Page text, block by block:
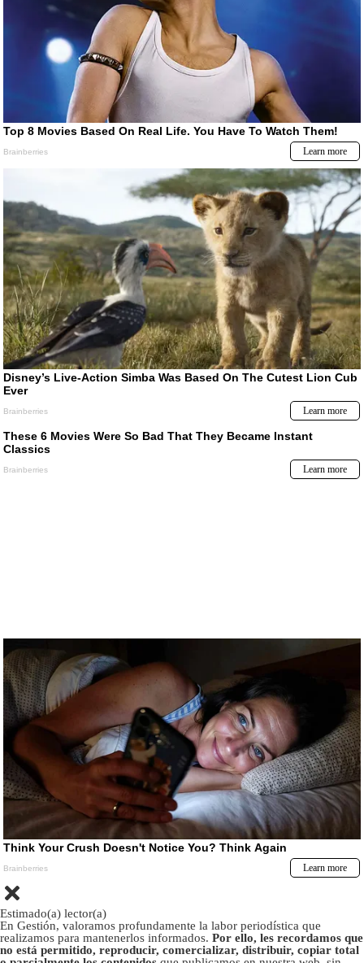
Estimado(a) lector(a)
En Gestión, valoramos profundamente la labor periodística que
realizamos para mantenerlos informados. Por ello, les recordamos que
no está permitido, reproducir, comercializar, distribuir, copiar total